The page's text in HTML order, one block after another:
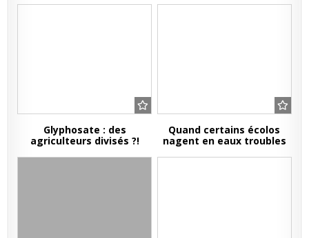
Glyphosate : des
agriculteurs divisés ?!
Quand certains écolos
nagent en eaux troubles